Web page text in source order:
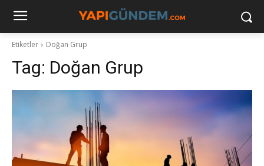
Etiketler Doğan Grup
Tag: Doğan Grup